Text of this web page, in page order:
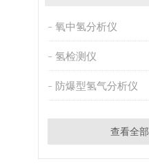
氧中氢分析仪
氢检测仪
防爆型氢气分析仪
查看全部